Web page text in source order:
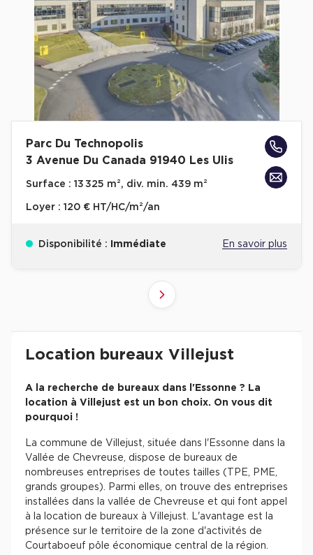
Parc Du Technopolis
3 Avenue Du Canada 91940 Les Ulis
Surface : 13 325 m², div. min. 439 m²
Loyer : 120 € HT/HC/m²/an
Disponibilité : Immédiate En savoir plus
Suivant
Revenir à l'accueil -
Location bureaux Villejust
A la recherche de bureaux dans l'Essonne ? La
location à Villejust est un bon choix. On vous dit
pourquoi !
La commune de Villejust, située dans l'Essonne dans la
Vallée de Chevreuse, dispose de bureaux de
nombreuses entreprises de toutes tailles (TPE, PME,
grands groupes). Parmi elles, on trouve des entreprises
installées dans la vallée de Chevreuse et qui font appel
à la location de bureaux à Villejust. L'avantage est la
présence sur le territoire de la zone d'activités de
Courtaboeuf pôle économique central de la région.